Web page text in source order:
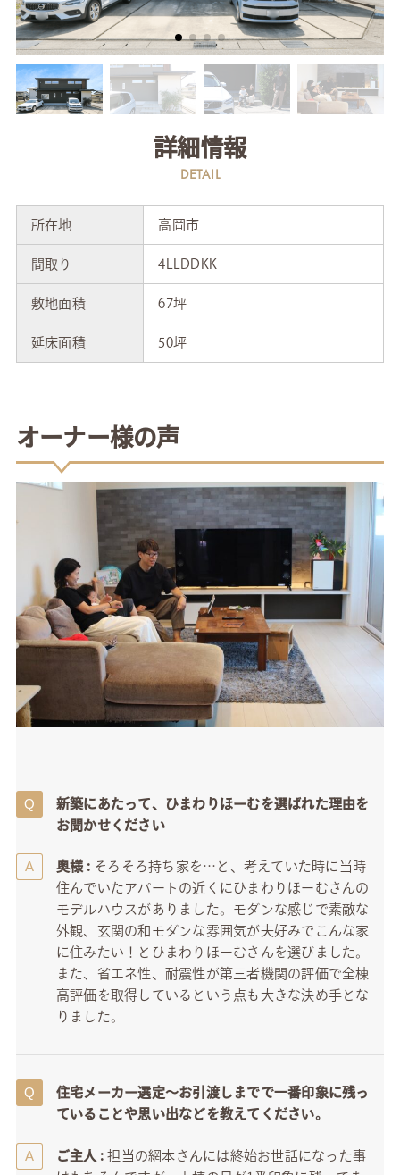
詳細情報
DETAIL
所在地 高岡市
間取り 4LLDDKK
敷地面積 67坪
延床面積 50坪
オーナー様の声
新築にあたって、ひまわりほーむを選ばれた理由を
お聞かせください
奥様 :そろそろ持ち家を…と、考えていた時に当時
住んでいたアパートの近くにひまわりほーむさんの
モデルハウスがありました。モダンな感じで素敵な
外観、玄関の和モダンな雰囲気が夫好みでこんな家
に住みたい！とひまわりほーむさんを選びました。
また、省エネ性、耐震性が第三者機関の評価で全棟
高評価を取得しているという点も大きな決め手とな
りました。
住宅メーカー選定～お引渡しまでで一番印象に残っ
ていることや思い出などを教えてください。
ご主人 : 担当の網本さんには終始お世話になった事